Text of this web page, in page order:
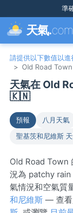
準
天氣.
請提供以下數值以進
> Old Road Town
天氣在 Old
🇰🇳
預報 八月天氣
聖基茨和尼維斯
Old Road Town
況為 patchy
氣情況和空氣質
和尼維斯 — 查看